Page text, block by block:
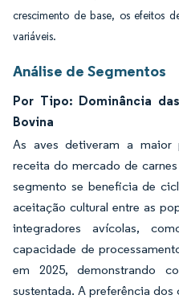
crescimento de base, os efeitos
variáveis.
Análise de Segmentos
Por Tipo: Dominância
Bovina
As aves detiveram a maior
receita do mercado de
segmento se beneficia de
aceitação cultural entre as
integradores avícolas,
capacidade de
em 2025, demonstrando
sustentada. A preferência